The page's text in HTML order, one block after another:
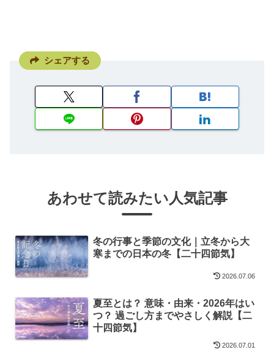
シェアする
あわせて読みたい人気記事
冬の行事と季節の文化｜立冬から大
寒までの日本の冬【二十四節気】
2026.07.06
夏至とは？ 意味・由来・2026年はい
つ？ 過ごし方までやさしく解説【二
十四節気】
2026.07.01